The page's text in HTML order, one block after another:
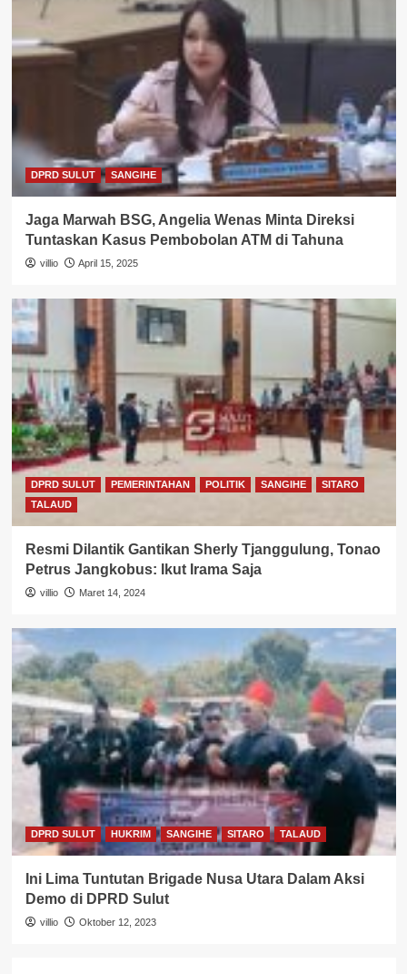
DPRD SULUT SANGIHE
Jaga Marwah BSG, Angelia Wenas Minta Direksi
Tuntaskan Kasus Pembobolan ATM di Tahuna
villio April 15, 2025
DPRD SULUT PEMERINTAHAN POLITIK SANGIHE
SITARO
TALAUD
Resmi Dilantik Gantikan Sherly Tjanggulung, Tonao
Petrus Jangkobus: Ikut Irama Saja
villio Maret 14, 2024
DPRD SULUT HUKRIM SANGIHE SITARO TALAUD
Ini Lima Tuntutan Brigade Nusa Utara Dalam Aksi
Demo di DPRD Sulut
villio Oktober 12, 2023